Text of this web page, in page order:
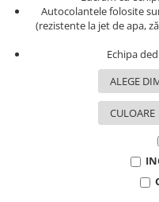
MERCEDES CAMIOANE
RENAULT CAMIOANE
VOLVO CAMIOANE
TRICOURI PESCUIT/
TRICOURI SOFERI SI
Autocolantele folosite
(rezistente la jet de apa,
Echipa